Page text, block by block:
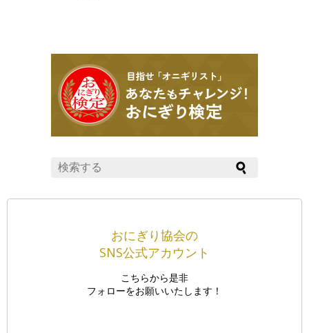
おにぎり協会の
SNS公式アカウント
こちらから是非
フォローをお願いいたします！